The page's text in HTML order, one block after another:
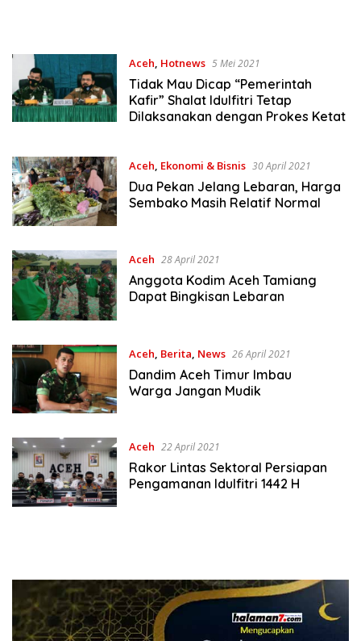
Aceh, Hotnews 5 Mei 2021
Tidak Mau Dicap “Pemerintah
Kafir” Shalat Idulfitri Tetap
Dilaksanakan dengan Prokes Ketat
Aceh, Ekonomi & Bisnis 30 April 2021
Dua Pekan Jelang Lebaran, Harga
Sembako Masih Relatif Normal
Aceh 28 April 2021
Anggota Kodim Aceh Tamiang
Dapat Bingkisan Lebaran
Aceh, Berita, News 26 April 2021
Dandim Aceh Timur Imbau
Warga Jangan Mudik
Aceh 22 April 2021
Rakor Lintas Sektoral Persiapan
Pengamanan Idulfitri 1442 H